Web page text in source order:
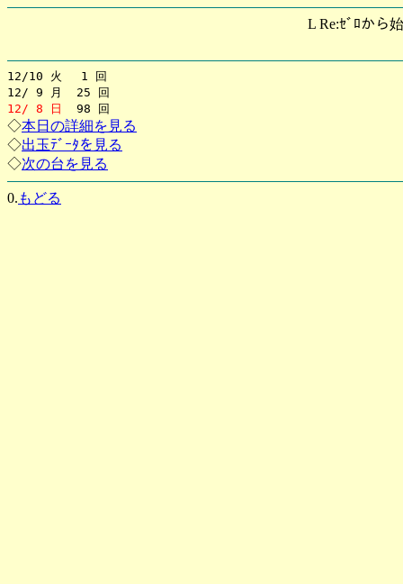
L Re:ｾﾞﾛから
12/10 火 1 回
12/ 9 月 25 回
12/ 8 日
98 回
◇本日の詳細を見る
◇出玉ﾃﾞｰﾀを見る
◇次の台を見る
0. もどる